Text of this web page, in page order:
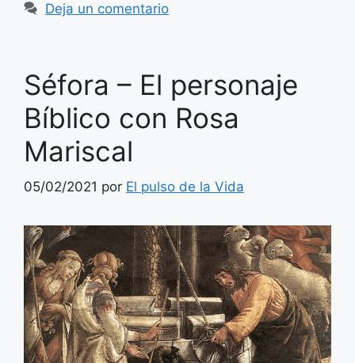
Deja un comentario
Séfora – El personaje
Bíblico con Rosa
Mariscal
05/02/2021 por El pulso de la Vida